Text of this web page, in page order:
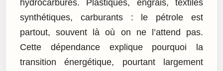
hydrocarbures. Plastiques, engrais, textiles
synthétiques, carburants : le pétrole est
partout, souvent là où on ne l’attend pas.
Cette dépendance explique pourquoi la
transition énergétique, pourtant largement